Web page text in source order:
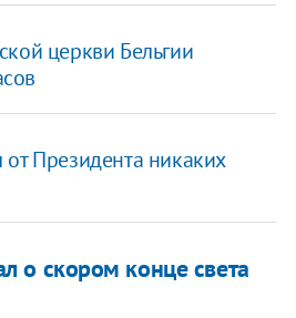
церкви Бельгии
Президента никаких
о скором конце света